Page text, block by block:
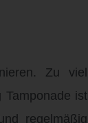
Zu viel
Tamponade ist
regelmäßig